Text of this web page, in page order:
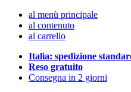
al menù principale
al contenuto
al carrello
Italia: spedizione
Reso gratuito
Consegna in 2 giorni